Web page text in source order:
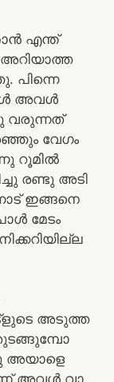
എന്ത്
പിന്നെ
അവൾ
വരുന്നത്
വേഗം
റൂമിൽ
രണ്ടു അടി
ഇങ്ങനെ
മേടം
അടുത്ത
അയാളെ
അവൾ വാ